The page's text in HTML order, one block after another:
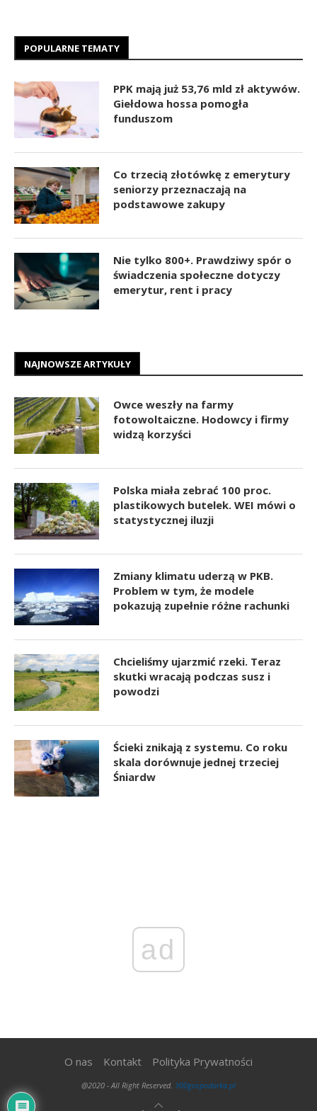
POPULARNE TEMATY
PPK mają już 53,76 mld zł aktywów.
Giełdowa hossa pomogła
funduszom
Co trzecią złotówkę z emerytury
seniorzy przeznaczają na
podstawowe zakupy
Nie tylko 800+. Prawdziwy spór o
świadczenia społeczne dotyczy
emerytur, rent i pracy
NAJNOWSZE ARTYKUŁY
Owce weszły na farmy
fotowoltaiczne. Hodowcy i firmy
widzą korzyści
Polska miała zebrać 100 proc.
plastikowych butelek. WEI mówi o
statystycznej iluzji
Zmiany klimatu uderzą w PKB.
Problem w tym, że modele
pokazują zupełnie różne rachunki
Chcieliśmy ujarzmić rzeki. Teraz
skutki wracają podczas susz i
powodzi
Ścieki znikają z systemu. Co roku
skala dorównuje jednej trzeciej
Śniardw
ad
O nas Kontakt Polityka Prywatności
@2020 - All Right Reserved. 300gospodarka.pl